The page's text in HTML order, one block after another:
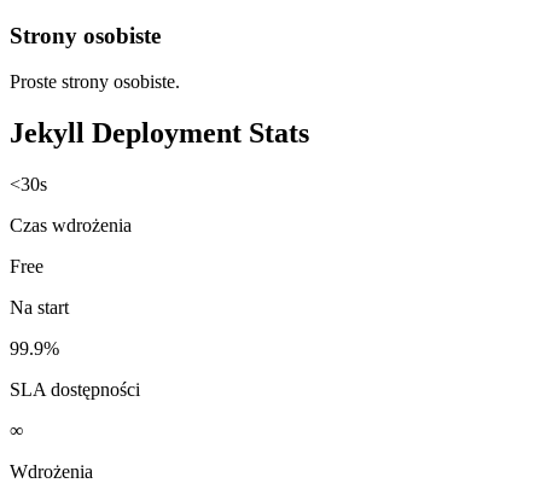
Strony osobiste
Proste strony osobiste.
Jekyll Deployment Stats
<30s
Czas wdrożenia
Free
Na start
99.9%
SLA dostępności
∞
Wdrożenia